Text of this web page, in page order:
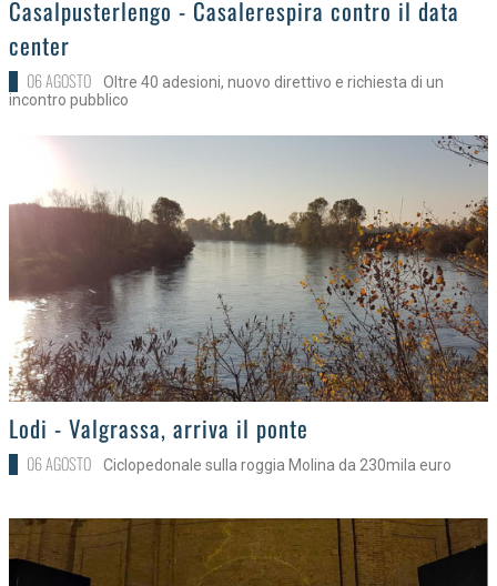
Casalpusterlengo - Casalerespira contro il data
center
06 AGOSTO
Oltre 40 adesioni, nuovo direttivo e richiesta di un
incontro pubblico
>Lodi - Valgrassa, arriva il ponte
06 AGOSTO Ciclopedonale sulla roggia Molina da 230mila euro